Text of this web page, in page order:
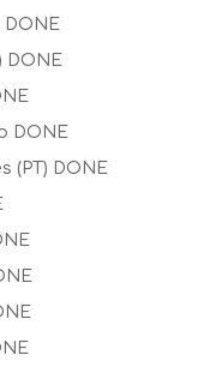
DONE
DONE
DONE
(PT) DONE